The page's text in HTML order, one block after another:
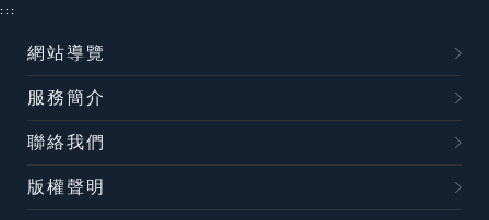
:::
網站導覽
服務簡介
聯絡我們
版權聲明